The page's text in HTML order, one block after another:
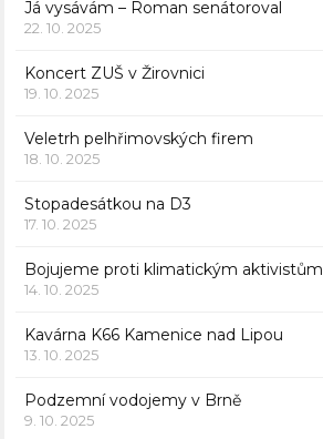
Já vysávám – Roman senátoroval
22. 10. 2025
Koncert ZUŠ v Žirovnici
19. 10. 2025
Veletrh pelhřimovských firem
18. 10. 2025
Stopadesátkou na D3
17. 10. 2025
Bojujeme proti klimatickým aktivistům
14. 10. 2025
Kavárna K66 Kamenice nad Lipou
13. 10. 2025
Podzemní vodojemy v Brně
9. 10. 2025